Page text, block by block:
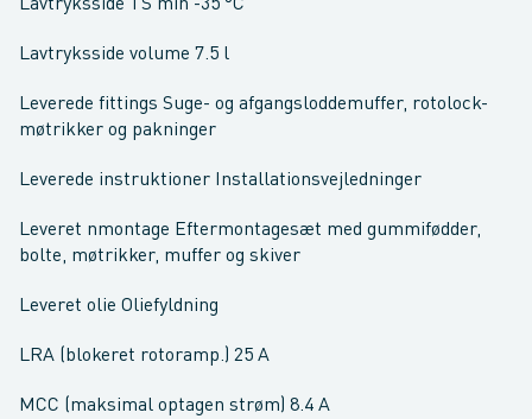
Lavtryksside TS min -35 °C
Lavtryksside volume 7.5 l
Leverede fittings Suge- og afgangsloddemuffer, rotolock-
møtrikker og pakninger
Leverede instruktioner Installationsvejledninger
Leveret nmontage Eftermontagesæt med gummifødder,
bolte, møtrikker, muffer og skiver
Leveret olie Oliefyldning
LRA (blokeret rotoramp.) 25 A
MCC (maksimal optagen strøm) 8.4 A